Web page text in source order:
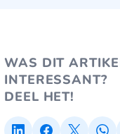
WAS DIT
INTERESSANT?
DEEL HET!